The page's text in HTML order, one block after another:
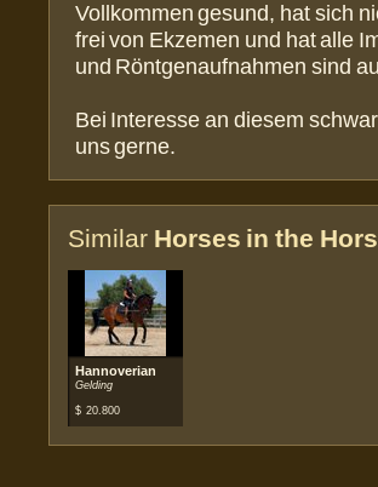
Vollkommen gesund, hat sich
frei von Ekzemen und hat alle
und Röntgenaufnahmen sind
Bei Interesse an diesem
uns gerne.
Similar Horses in the
Hannoverian
Gelding
$ 20.800